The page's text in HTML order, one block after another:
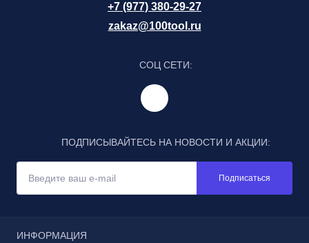
+7 (977) 380-29-27
zakaz@100tool.ru
СОЦ СЕТИ:
ПОДПИСЫВАЙТЕСЬ НА НОВОСТИ И АКЦИИ:
Подписаться
ИНФОРМАЦИЯ